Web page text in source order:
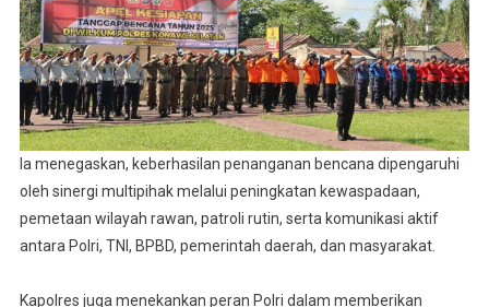
Ia menegaskan, keberhasilan penanganan bencana dipengaruhi
oleh sinergi multipihak melalui peningkatan kewaspadaan,
pemetaan wilayah rawan, patroli rutin, serta komunikasi aktif
antara Polri, TNI, BPBD, pemerintah daerah, dan masyarakat.
Kapolres juga menekankan peran Polri dalam memberikan